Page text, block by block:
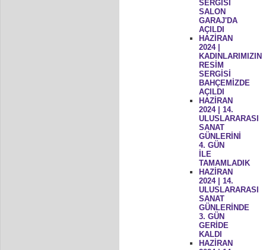
SERGİSİ
SALON
GARAJ'DA
AÇILDI
HAZİRAN
2024 |
KADINLARIMIZIN
RESİM
SERGİSİ
BAHÇEMİZDE
AÇILDI
HAZİRAN
2024 | 14.
ULUSLARARASI
SANAT
GÜNLERİNİ
4. GÜN
İLE
TAMAMLADIK
HAZİRAN
2024 | 14.
ULUSLARARASI
SANAT
GÜNLERİNDE
3. GÜN
GERİDE
KALDI
HAZİRAN